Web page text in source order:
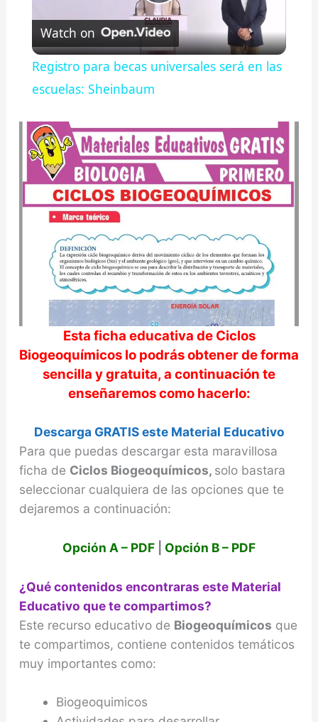
l
y
V
d
e
o
Watch on
Registro para becas universales será en las
escuelas: Sheinbaum
Esta ficha educativa de Ciclos
Biogeoquímicos lo podrás obtener de forma
sencilla y gratuita, a continuación te
enseñaremos como hacerlo:
Descarga GRATIS este Material Educativo
Para que puedas descargar esta maravillosa
ficha de Ciclos Biogeoquímicos, solo bastara
seleccionar cualquiera de las opciones que te
dejaremos a continuación:
Opción A – PDF Opción B – PDF
¿Qué contenidos encontraras este Material
Educativo que te compartimos?
Este recurso educativo de Biogeoquímicos que
te compartimos, contiene contenidos temáticos
muy importantes como:
Biogeoquimicos